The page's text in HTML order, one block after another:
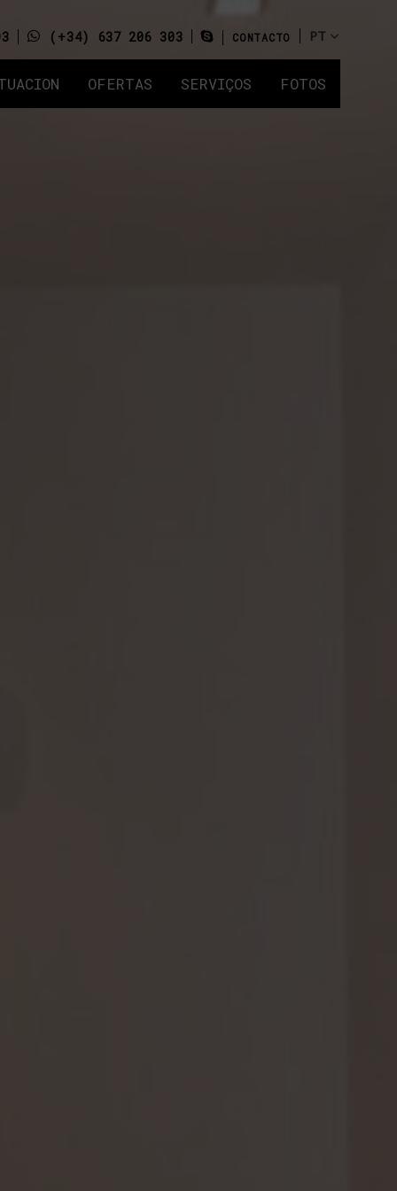
(+34) 637 206 303 CONTACTO
OFERTAS SERVIÇOS FOTOS